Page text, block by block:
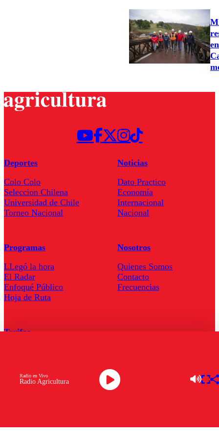
Radio Agricultura
Radio en Vivo
Deportes
Colo Colo
Seleccion Chilena
Universidad de Chile
Torneo Nacional
Noticias
Dato Practico
Economía
Internacional
Nacional
Programas
LLegó la hora
El Radar
Enfoqué Público
Hoja de Ruta
Nosotros
Quienes Somos
Contacto
Frecuencias
Tarifas
Descarga la APP